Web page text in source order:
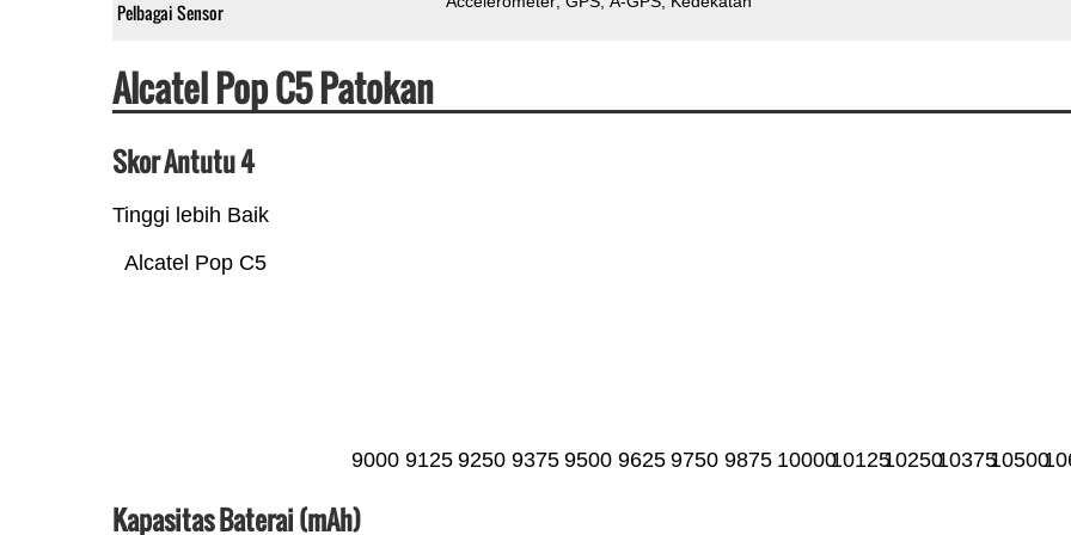
Pelbagai Sensor
Alcatel Pop C5 Patokan
Skor Antutu 4
Tinggi lebih Baik
Alcatel Pop C5
9000 9125 9250 9375 9500 9625 9750 9875 1000010125102501037510500
Kapasitas Baterai (mAh)